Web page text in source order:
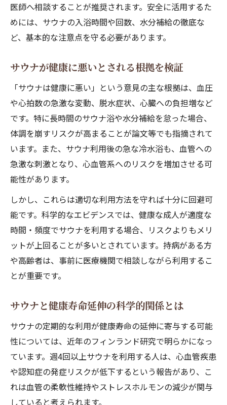
サウナで心身の健康を高める科学的理由
サウナの健康エビデンスと実践例を紹介
サウナ健康エビデンスを徹底解説します
サウナの健康エビデンスを詳しく紹介
サウナと健康維持を支える研究事例を解説
サウナが健康寿命に与える影響の最新報告
サウナの健康エビデンスと論文を徹底分析
医師へ相談することが推奨されます。安全に活用するた
めには、サウナの入浴時間や回数、水分補給の徹底な
ど、基本的な注意点を守る必要があります。
サウナが健康に悪いとされる根拠を検証
「サウナは健康に悪い」という意見の主な根拠は、血圧
や心拍数の急激な変動、脱水症状、心臓への負担増など
です。特に長時間のサウナ浴や水分補給を怠った場合、
体調を崩すリスクが高まることが論文等でも指摘されて
います。また、サウナ利用後の急な冷水浴も、血管への
急激な刺激となり、心血管系へのリスクを増加させる可
能性があります。
しかし、これらは適切な利用方法を守れば十分に回避可
能です。科学的なエビデンスでは、健康な成人が適度な
時間・頻度でサウナを利用する場合、リスクよりもメリ
ットが上回ることが多いとされています。持病がある方
や高齢者は、事前に医療機関で相談しながら利用するこ
とが重要です。
サウナと健康寿命延伸の科学的関係とは
サウナの定期的な利用が健康寿命の延伸に寄与する可能
性については、近年のフィンランド研究で明らかになっ
ています。週4回以上サウナを利用する人は、心血管疾患
や認知症の発症リスクが低下するという報告があり、こ
れは血管の柔軟性維持やストレスホルモンの減少が関与
していると考えられます。